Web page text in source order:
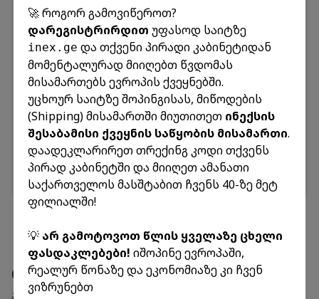
✈️
US-GE-20260807
გამოგზავნა
16.08.2026
ჩამოსვლა
07.08.2026
🚐
GR-R-GE-20260807
გამოგზავნა
13.08.2026
ჩამოსვლა
09.08.2026
🚐
IT-R-GE-20260807
გამოგზავნა
13.08.2026
ჩამოსვლა
06.08.2026
რეისების განრიგის ნახვა
ინექს გრუპის სერვის-ცენტრები
🚀 როგორ გამოვიწეროთ?
დარეგისტრირდით უფასოდ საიტზე
inex.ge და თქვენი პირადი კაბინეტიდან
მომენტალურად მიიღებთ წვდომას
მისამართებს ევროპის ქვეყნებში.
უცხოურ საიტზე შოპინგისას, მიწოდების
(Shipping) მისამართში მიუთითეთ ინექსის
შესაბამისი ქვეყნის საწყობის მისამართი.
დაადეკლარირეთ თრექინგ კოდი თქვენს
პირად კაბინეტში და მიიღეთ ამანათი
საქართველოს მასშტაბით ჩვენს 40-ზე მეტ
ფილიალში!
💡 არ გამოტოვოთ წლის ყველაზე ცხელი
ფასდაკლებები! იშოპინე ევროპაში,
რეალურ წონაზე და ეკონომიაზე კი ჩვენ
ვიზრუნებთ